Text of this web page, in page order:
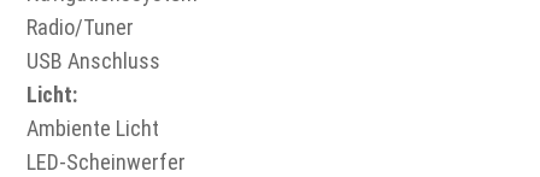
Radio/Tuner
USB Anschluss
Licht:
Ambiente Licht
LED-Scheinwerfer